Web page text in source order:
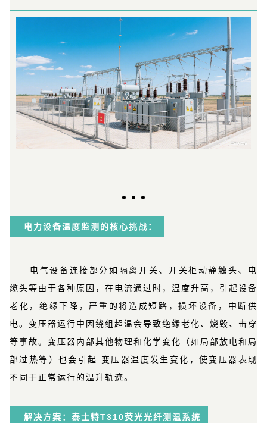
电力设备温度监测的核心挑战 ：
电气设备连接部分如隔离开关、开关柜动静触头、电
缆头等由于各种原因，在电流通过时，温度升高，引起设备
老化，绝缘下降，严重的将造成短路，损坏设备，中断供
电。变压器运行中因绕组超温会导致绝缘老化、烧毁、击穿
等事故。变压器内部其他物理和化学变化（如局部放电和局
部过热等）也会引起 变压器温度发生变化，使变压器表现
不同于正常运行的温升轨迹。
解决方案：泰士特T310荧光光纤测温系统